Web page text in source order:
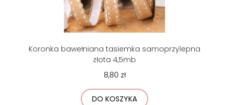
Koronka bawełniana tasiemka samoprzylepna
złota 4,5mb
8,80 zł
DO KOSZYKA